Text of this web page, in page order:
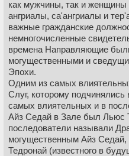
как мужчины, так и
ангриалы, са'ангриалы и
важные гражданские
немногочисленные
времена Направляющие
могущественными и
Эпохи.
Одним из самых
Слуг, которому
самых влиятельных и в
Айз Седай в Зале был Льюс
последователи называли
могущественным Айз
Тедронай (известного в